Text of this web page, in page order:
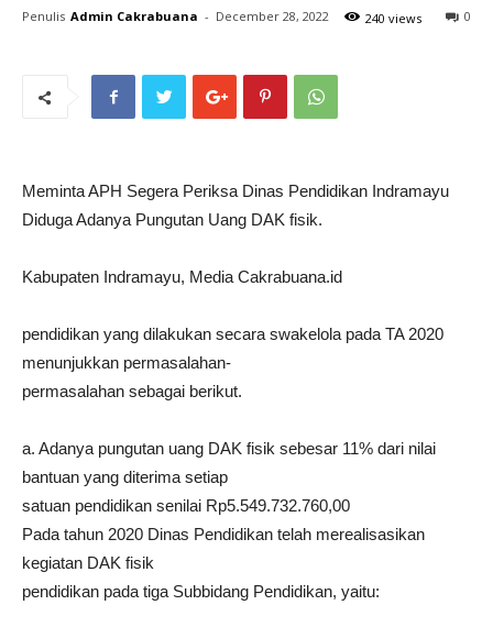
Penulis Admin Cakrabuana - December 28, 2022 0
240 views
Meminta APH Segera Periksa Dinas Pendidikan Indramayu
Diduga Adanya Pungutan Uang DAK fisik.
Kabupaten Indramayu, Media Cakrabuana.id
pendidikan yang dilakukan secara swakelola pada TA 2020
menunjukkan permasalahan-
permasalahan sebagai berikut.
a. Adanya pungutan uang DAK fisik sebesar 11% dari nilai
bantuan yang diterima setiap
satuan pendidikan senilai Rp5.549.732.760,00
Pada tahun 2020 Dinas Pendidikan telah merealisasikan
kegiatan DAK fisik
pendidikan pada tiga Subbidang Pendidikan, yaitu: